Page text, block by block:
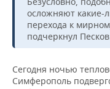
ОПК
ТРАНСПОРТ
УСЛУГИ
МЕДИА
НОВОСТИ
ВЫЕЗДНАЯ
БИЗНЕС-БРАНЧИ
СПОРТ
НОВОСТИ СПОРТА
ФУТБОЛ
ОБЩЕСТВО
НОВОСТИ
ФОТОГАЛЕРЕЯ
осложняют какие-
перехода к
подчеркнул
Сегодня ночью
Симферополь